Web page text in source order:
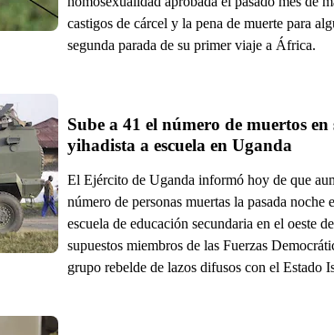
castigos de cárcel y la pena de muerte para
segunda parada de su primer viaje a África.
Sube a 41 el número de muertos
yihadista a escuela en Uganda
El Ejército de Uganda informó hoy de que
número de personas muertas la pasada noche
escuela de educación secundaria en el oeste
supuestos miembros de las Fuerzas
grupo rebelde de lazos difusos con el Estado